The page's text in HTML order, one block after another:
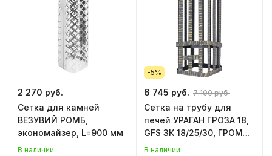
2 270 руб.
Сетка для камней
ВЕЗУВИЙ РОМБ,
экономайзер, L=900 мм
В наличии
-5%
6 745 руб. 7 100 руб.
Сетка на трубу для
печей УРАГАН ГРОЗА 18,
GFS ЗК 18/25/30, ГРОМ
30, 250х250х750 мм, под
В наличии